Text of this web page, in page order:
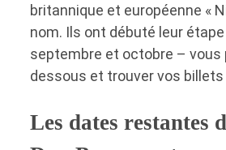
britannique et européenne «
nom. Ils ont débuté leur
septembre et octobre –
dessous et trouver vos billets
Les dates restantes